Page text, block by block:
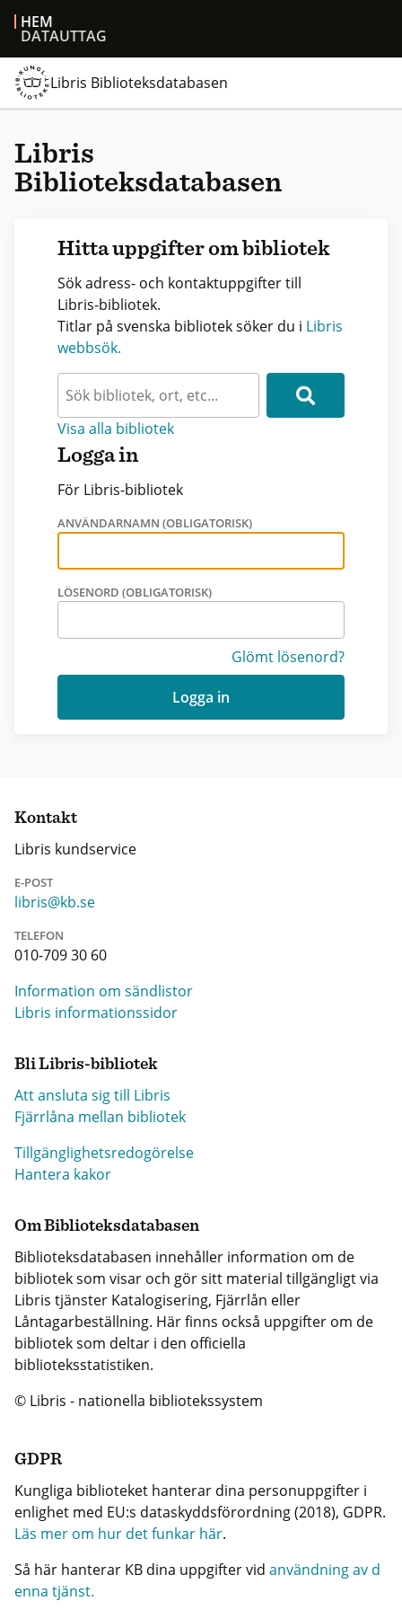
HEM
DATAUTTAG
Libris Biblioteksdatabasen
Libris
Biblioteksdatabasen
Hitta uppgifter om bibliotek
Sök adress- och kontaktuppgifter till
Libris-bibliotek.
Titlar på svenska bibliotek söker du i Libris
webbsök.
Visa alla bibliotek
Logga in
För Libris-bibliotek
ANVÄNDARNAMN (OBLIGATORISK)
LÖSENORD (OBLIGATORISK)
Glömt lösenord?
Logga in
Kontakt
Libris kundservice
E-POST
libris@kb.se
TELEFON
010-709 30 60
Information om sändlistor
Libris informationssidor
Bli Libris-bibliotek
Att ansluta sig till Libris
Fjärrlåna mellan bibliotek
Tillgänglighetsredogörelse
Hantera kakor
Om Biblioteksdatabasen
Biblioteksdatabasen innehåller information om de
bibliotek som visar och gör sitt material tillgängligt via
Libris tjänster Katalogisering, Fjärrlån eller
Låntagarbeställning. Här finns också uppgifter om de
bibliotek som deltar i den officiella
biblioteksstatistiken.
© Libris - nationella bibliotekssystem
GDPR
Kungliga biblioteket hanterar dina personuppgifter i
enlighet med EU:s dataskyddsförordning (2018), GDPR.
Läs mer om hur det funkar här.
Så här hanterar KB dina uppgifter vid användning av d
enna tjänst.